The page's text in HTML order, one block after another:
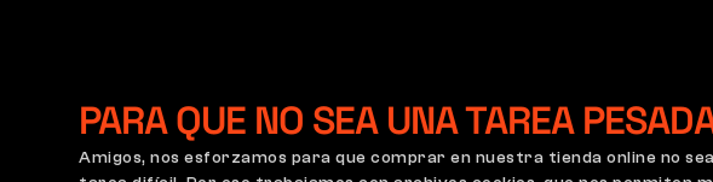
PARA QUE NO SEA UNA TAREA
Amigos, nos esforzamos para que comprar en nuestra tienda online no